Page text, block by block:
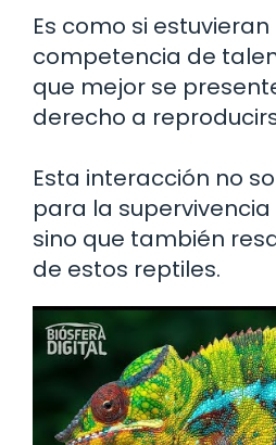
Es como si estuvieran
competencia de
que mejor se
derecho a
Esta interacción no
para la
sino que también
de estos reptiles.